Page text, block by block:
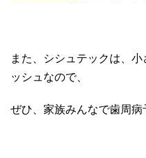
また、シシュテックは、
ッシュなので、
ぜひ、家族みんなで歯周病